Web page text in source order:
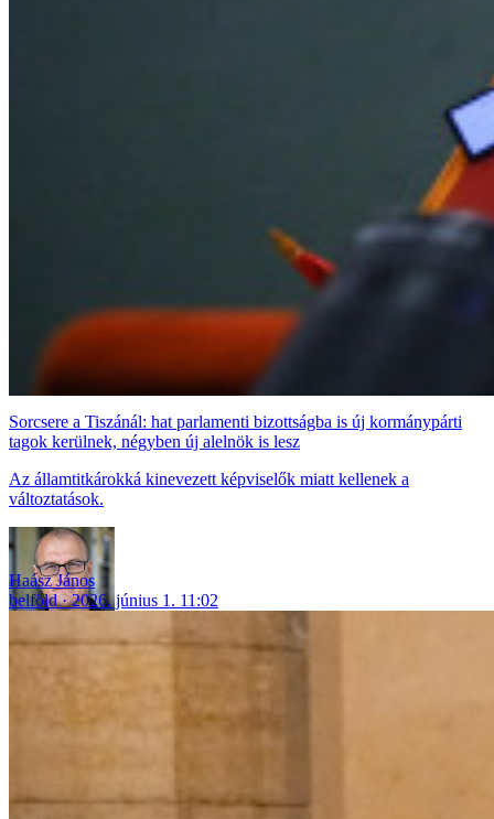
Sorcsere a Tiszánál: hat parlamenti bizottságba is új kormánypárti
tagok kerülnek, négyben új alelnök is lesz
Az államtitkárokká kinevezett képviselők miatt kellenek a
változtatások.
Haász János
belföld
2026. június 1. 11:02